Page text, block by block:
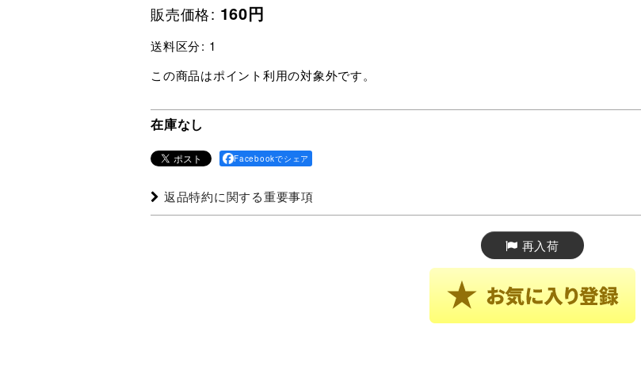
販売価格: 160円
送料区分: 1
この商品はポイント利用の対象外です。
在庫なし
Facebookでシェア
返品特約に関する重要事項
再入荷